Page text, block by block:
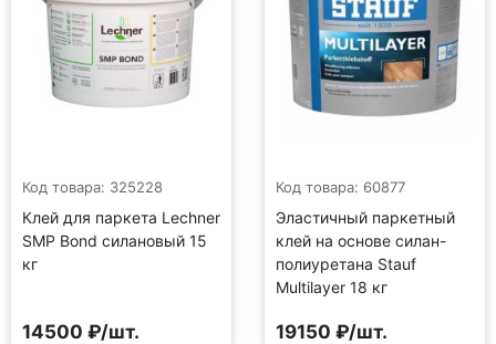
Код товара: 325228
Клей для паркета Lechner
SMP Bond силановый 15
кг
14500 ₽/шт.
Код товара: 60877
Эластичный паркетный
клей на основе силан-
полиуретана Stauf
Multilayer 18 кг
19150 ₽/шт.